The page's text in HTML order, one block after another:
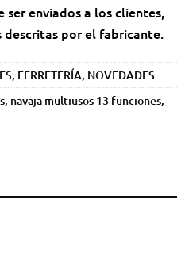
ser enviados a los clientes,
descritas por el fabricante.
, FERRETERÍA, NOVEDADES
, navaja multiusos 13 funciones,